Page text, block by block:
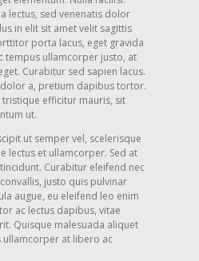
lectus, sed venenatis dolor
in elit sit amet velit sagittis
porta lacus, eget gravida
tempus ullamcorper justo, at
Curabitur sed sapien lacus.
a, pretium dapibus tortor.
tristique efficitur mauris, sit
ut.
ut semper vel, scelerisque
lectus et ullamcorper. Sed at
Curabitur eleifend nec
justo quis pulvinar
augue, eu eleifend leo enim
ac lectus dapibus, vitae
Quisque malesuada aliquet
ullamcorper at libero ac